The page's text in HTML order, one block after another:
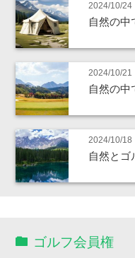
2024/10/24
自然の中
2024/10/21
自然の中
2024/10/18
自然とゴ
ゴルフ会員権